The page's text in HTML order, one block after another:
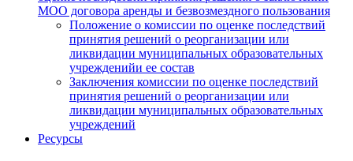
МОО договора аренды и безвозмездного пользования
Положение о комиссии по оценке последствий
принятия решений о реорганизации или
ликвидации муниципальных образовательных
учрежденийи ее состав
Заключения комиссии по оценке последствий
принятия решений о реорганизации или
ликвидации муниципальных образовательных
учреждений
Ресурсы